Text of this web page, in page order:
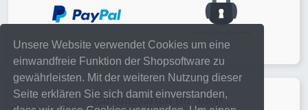
Unsere Website verwendet Cookies um eine
einwandfreie Funktion der Shopsoftware zu
gewährleisten. Mit der weiteren Nutzung dieser
Seite erklären Sie sich damit einverstanden,
Zahlungsarten im Shop